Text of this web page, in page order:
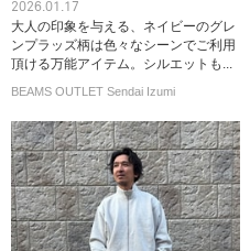
2026.01.17
大人の印象を与える、ネイビーのグレ
ンプラッズ柄は色々なシーンでご利用
頂ける万能アイテム。シルエットも...
BEAMS OUTLET Sendai Izumi